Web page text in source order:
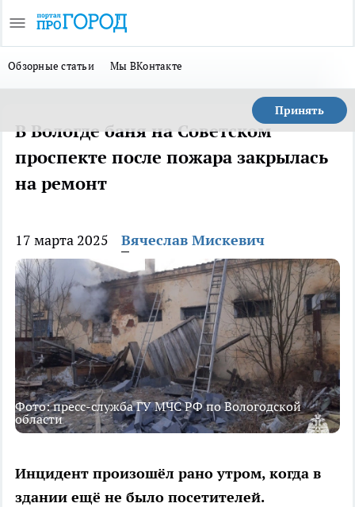
Обзорные статьи Мы ВКонтакте
Принять
В Вологде баня на Советском
проспекте после пожара закрылась
на ремонт
17 марта 2025 Вячеслав Мискевич
Фото: пресс-служба ГУ МЧС РФ по Вологодской
области
Инцидент произошёл рано утром, когда в
здании ещё не было посетителей.